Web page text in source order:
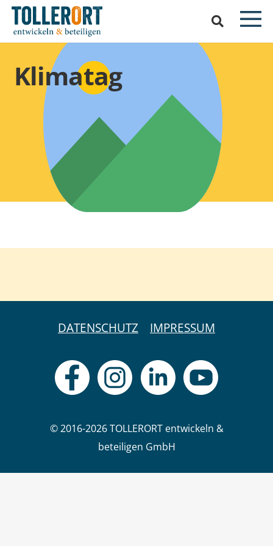
Klimatag
DATENSCHUTZ IMPRESSUM
© 2016-2026 TOLLERORT entwickeln &
beteiligen GmbH